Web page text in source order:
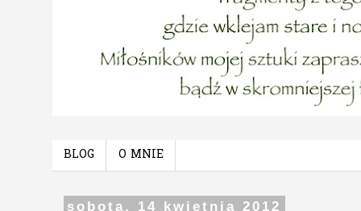
BLOG O MNIE
sobota, 14 kwietnia 2012